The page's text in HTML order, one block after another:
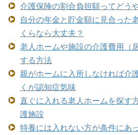
介護保険の割合負担額ってどう
自分の年金と貯金額に見合っ
くらなら大丈夫？
老人ホームや施設の介護費用（
する方法
親がホームに入所しなければ
くが認知症気味
直ぐに入れる老人ホームを探す
護施設
特養には入れない方が条件にあ